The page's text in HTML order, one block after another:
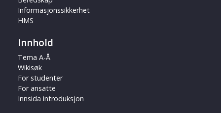
Informasjonssikkerhet
HMS
Innhold
Tema A-Å
Wikisøk
For studenter
For ansatte
Innsida introduksjon